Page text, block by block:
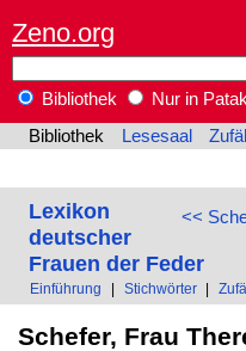
Zeno.org
Bibliothek
Nur in
Bibliothek
Lesesaal
<<
Lexikon
deutscher
Frauen der Feder
Einführung Stichwörter
Schefer, Frau